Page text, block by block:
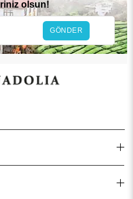
olsun!
GÖNDER